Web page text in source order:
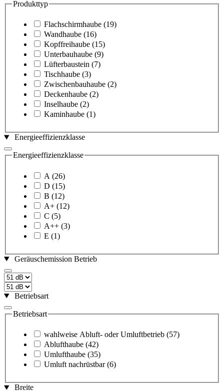
Produkttyp
Flachschirmhaube (19)
Wandhaube (16)
Kopffreihaube (15)
Unterbauhaube (9)
Lüfterbaustein (7)
Tischhaube (3)
Zwischenbauhaube (2)
Deckenhaube (2)
Inselhaube (2)
Kaminhaube (1)
Energieeffizienzklasse
Energieeffizienzklasse
A (26)
D (15)
B (12)
A+ (12)
C (5)
A++ (3)
E (1)
Geräuschemission Betrieb
Betriebsart
Betriebsart
wahlweise Abluft- oder Umluftbetrieb (57)
Ablufthaube (42)
Umlufthaube (35)
Umluft nachrüstbar (6)
Breite